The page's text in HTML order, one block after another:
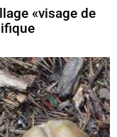
«visage de